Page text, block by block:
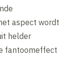
aspect wordt
helder
fantoomeffect